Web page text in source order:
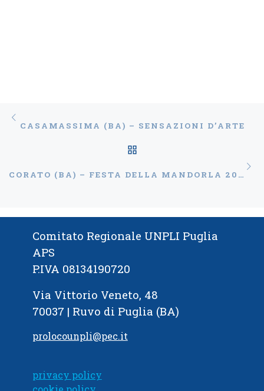
Navigazione articoli
Articolo precedente
CASAMASSIMA (BA) – SENSAZIONI D’ARTE
CORATO (BA) – FESTA DELLA MANDORLA 2021
Comitato Regionale UNPLI Puglia
APS
P.IVA 08134190720
Via Vittorio Veneto, 48
70037 | Ruvo di Puglia (BA)
prolocounpli@pec.it
privacy policy